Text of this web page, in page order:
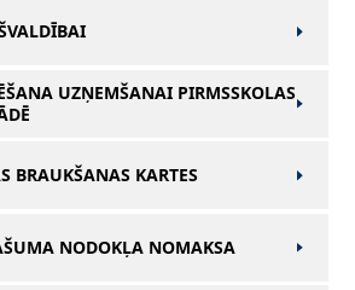
UZŅEMŠANAI PIRMSSKOLAS
BRAUKŠANAS KARTES
NODOKĻA NOMAKSA